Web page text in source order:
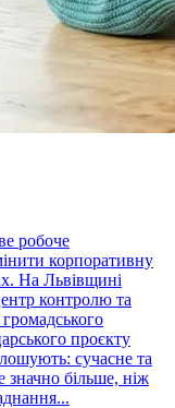
робоче
корпоративну
На Львівщині
контролю та
проєкту
сучасне та
значно більше, ніж